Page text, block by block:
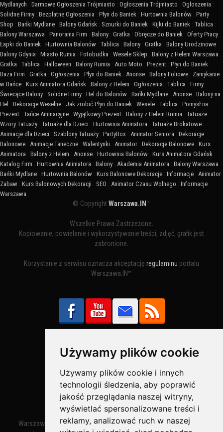
Używamy plików cookie
Używamy plików cookie i innych
technologii śledzenia, aby poprawić
jakość przeglądania naszej witryny,
wyświetlać spersonalizowane treści i
reklamy, analizować ruch w naszej
Mydlanych : Darmowe Ogłoszenia Trójmiasto : Ogłoszenia Trójmiasto : Ogłoszenia :
Solidne Firmy : Bezpłatne Ogłoszenia : Płyn do Baniek : Hurtownia Balonów : Party
Shop : Bańki Mydlane : Balony Gdańsk : Sznurki do Baniek : Kijki do Baniek : Tablica :
Balony Warszawa : Panorama Firm : Balony : Gratka : Obręcze do Baniek : Oferty Pracy :
Łapki do Baniek : Hurtownia Balonów : Tablica : Balony : Gratka : Balony Urodzinowe :
Balony Gdynia : Miasto Rumia : Fotobudka : Wesele Sklep : Balony z Helem Warszawa :
Gratka : Tablica : Halloween : Balony Rumia : Auto Moto : Prezent : Płyn do Baniek :
Baza Firm : Gratka : Ogłoszenia : Płyn do Baniek : Anonse : Balony Foliowe : Zamykanie
w Bańce : Kurs Animatora Gdańsk : Balony z Helem : Ogłoszenia : Tablica : Firmy :
Świecące Balony : Solidne Firmy : Hel do Balonów : Bańki Mydlane : Anonse : Balony na
Hel : Dekoracje Weselne : Jak zrobić Płyn do Baniek : Wesele : Tablica : Pomysł na
Prezent : Tańce Animacyjne : Wyjątkowy Prezent : Balony z Helem Rumia : Tatuaże :
Wzory Tatuaży : Tatuaże dla Dzieci : Hurtownia Animatora : Tatuaże Brokatowe :
Animacje dla Dzieci : Szablony Tatuaży : PartyBox : Animator Seniora : Dekoracje
Balonowe : Animacje Taneczne : Walentynki : Animator : Dekoracje Balonowe : Kurs
Animatora : Balony z Helem : Anonse : Hurtownia Balonów : Kurs Animatora Gdańsk :
Katalog Firm : Hurtownia Animatora : Balony : Akademia Animatora : Balony Warszawa :
Bańki Mydlane : Hurtownia Balonów : Kurs Balonowe Dekoracje : Informacje : Animator
Zabaw : Kurs Balonowych Dekoracji : SEO : Animator Czasu Wolnego : Informacje
Warszawa
© CopyrightWarszawa.IN ™
Wszelkie Prawa Zastrzeżone.
Kopiowanie, powielanie i wykorzystywanie treści, zdjęć, grafik jest
zabronione.
Korzystanie z serwisu oznacza akceptację regulaminu portalu
Warszawa.IN™
Bezpieczne Płatności obsługuje:
Warszawa – miasto stołeczne Warszawa. Nazwa miasta zaczęła